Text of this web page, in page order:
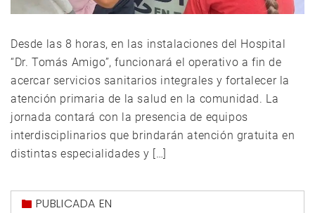
Desde las 8 horas, en las instalaciones del Hospital
“Dr. Tomás Amigo”, funcionará el operativo a fin de
acercar servicios sanitarios integrales y fortalecer la
atención primaria de la salud en la comunidad. La
jornada contará con la presencia de equipos
interdisciplinarios que brindarán atención gratuita en
distintas especialidades y […]
PUBLICADA EN